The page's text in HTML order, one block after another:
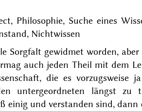
Philosophie, Suche eines
Nichtwissen
Sorgfalt gewidmet worden,
auch jeden Theil mit dem
die es vorzugsweise
untergeordneten längst zu
einig und verstanden sind, dann